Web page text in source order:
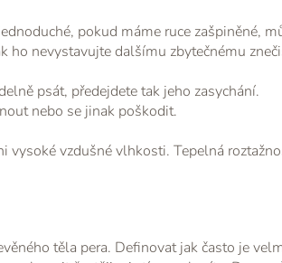
pokud máme ruce zašpiněné,
ho nevystavujte dalšímu zbytečnému
psát, předejdete tak jeho zasychání.
nebo se jinak poškodit.
vzdušné vlhkosti. Tepelná
těla pera. Definovat jak často je